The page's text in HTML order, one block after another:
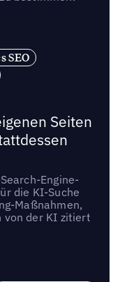
SEO
Seiten
Engine-
die KI-Suche
Maßnahmen,
von der KI zitiert